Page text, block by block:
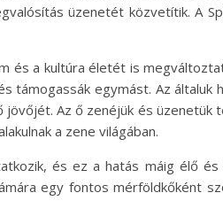
üzenetét közvetítik. A
és a kultúra életét is
támogassák egymást. Az általuk
jövőjét. Az ő zenéjük és üzenetük
a zene világában.
és ez a hatás máig élő és
egy fontos mérföldkőként